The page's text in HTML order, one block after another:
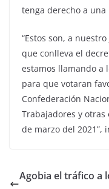
tenga derecho a
“Estos son, a
que conlleva el
estamos llamando a
para que votaran
Confederación
Trabajadores y
de marzo del 2021”,
Agobia el tráfico a